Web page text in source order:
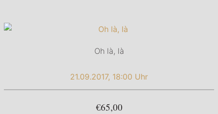
Oh là, là
21.09.2017, 18:00 Uhr
€65,00